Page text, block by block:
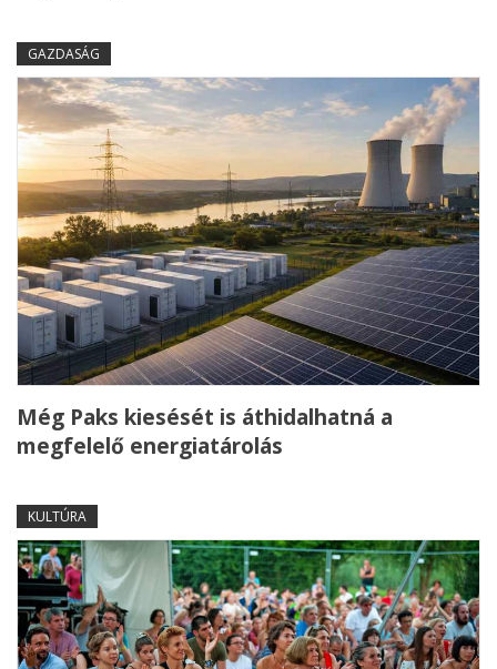
GAZDASÁG
Még Paks kiesését is áthidalhatná a
megfelelő energiatárolás
KULTÚRA